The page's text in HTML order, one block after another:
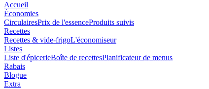
Accueil
Économies
CirculairesPrix de l'essenceProduits suivis
Recettes
Recettes & vide-frigoL'économiseur
Listes
Liste d'épicerieBoîte de recettesPlanificateur de menus
Rabais
Blogue
Extra